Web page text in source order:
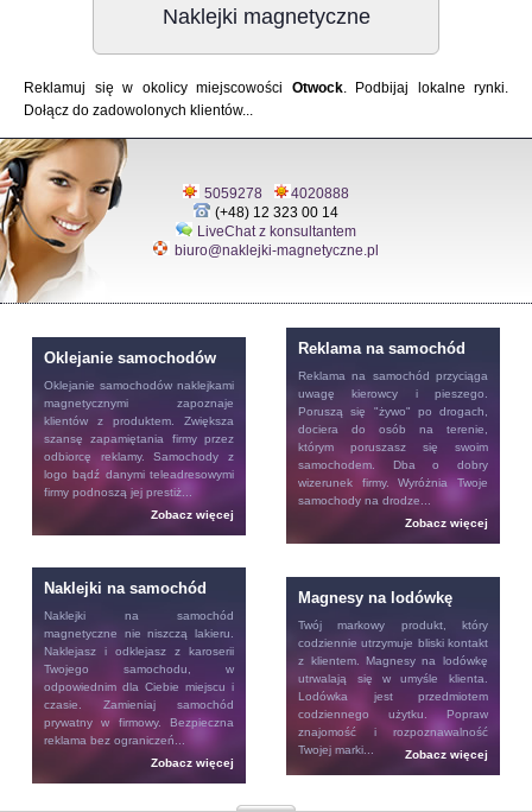
Naklejki magnetyczne
Reklamuj się w okolicy miejscowości Otwock. Podbijaj lokalne rynki.
Dołącz do zadowolonych klientów...
5059278
4020888
(+48) 12 323 00 14
LiveChat z konsultantem
biuro@naklejki-magnetyczne.pl
Oklejanie samochodów
Oklejanie samochodów naklejkami
magnetycznymi zapoznaje
klientów z produktem. Zwiększa
szansę zapamiętania firmy przez
odbiorcę reklamy. Samochody z
logo bądź danymi teleadresowymi
firmy podnoszą jej prestiż...
Zobacz więcej
Reklama na samochód
Reklama na samochód przyciąga
uwagę kierowcy i pieszego.
Poruszą się "żywo" po drogach,
dociera do osób na terenie,
którym poruszasz się swoim
samochodem. Dba o dobry
wizerunek firmy. Wyróżnia Twoje
samochody na drodze...
Zobacz więcej
Naklejki na samochód
Naklejki na samochód
magnetyczne nie niszczą lakieru.
Naklejasz i odklejasz z karoserii
Twojego samochodu, w
odpowiednim dla Ciebie miejscu i
czasie. Zamieniaj samochód
prywatny w firmowy. Bezpieczna
reklama bez ograniczeń...
Zobacz więcej
Magnesy na lodówkę
Twój markowy produkt, który
codziennie utrzymuje bliski kontakt
z klientem. Magnesy na lodówkę
utrwalają się w umyśle klienta.
Lodówka jest przedmiotem
codziennego użytku. Popraw
znajomość i rozpoznawalność
Twojej marki...
Zobacz więcej